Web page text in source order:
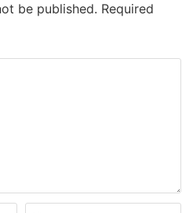
be published. Required